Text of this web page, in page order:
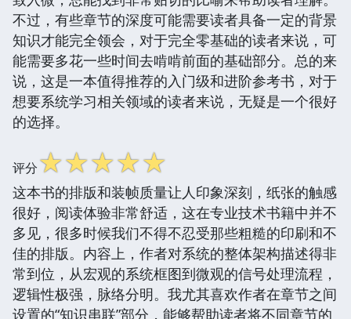
不过，有些章节的深度可能需要读者具备一定的背景
知识才能完全领会，对于完全零基础的读者来说，可
能需要多花一些时间去啃啃前面的基础部分。总的来
说，这是一本值得推荐的入门级和进阶参考书，对于
想要系统学习相关领域的读者来说，无疑是一个很好
的选择。
评分☆☆☆☆☆
这本书的排版和装帧质量让人印象深刻，纸张的触感
很好，阅读体验非常舒适，这在专业技术书籍中并不
多见，很多时候我们不得不忍受那些粗糙的印刷和不
佳的排版。内容上，作者对系统的整体架构描述得非
常到位，从宏观的系统框图到微观的信号处理流程，
逻辑性极强，脉络分明。我尤其喜欢作者在章节之间
设置的“知识串联”部分，能够帮助读者将不同章节的